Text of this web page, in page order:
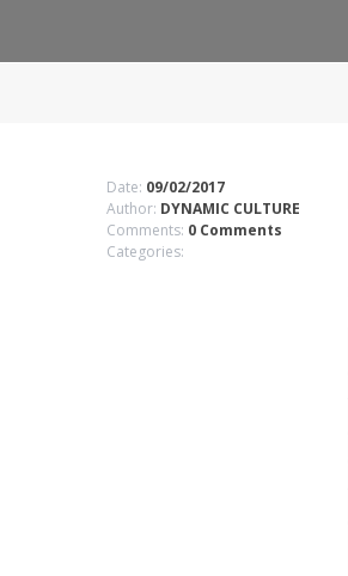
Date: 09/02/2017
Author: DYNAMIC CULTURE
Comments: 0 Comments
Categories: